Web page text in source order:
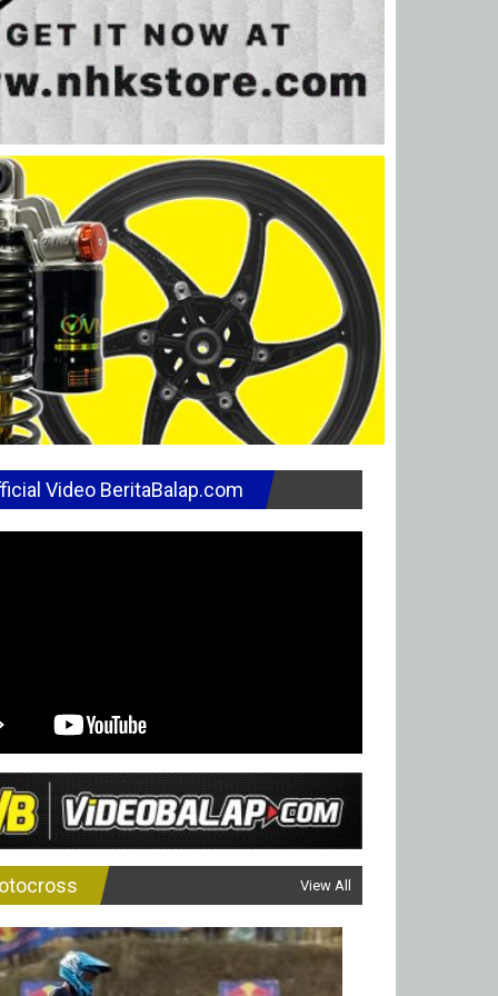
Video BeritaBalap.com
View All